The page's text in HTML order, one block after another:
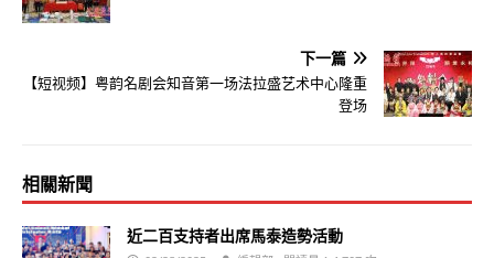
下一篇
【短视频】粤韵名剧会知音第一场法拉盛艺术中心隆重
登场
相關新聞
近二百支持者出席馬泰造勢活動